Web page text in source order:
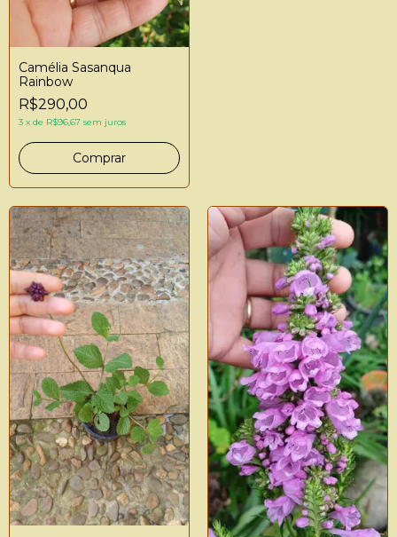
Camélia Sasanqua
Rainbow
R$290,00
3 x de R$96,67 sem juros